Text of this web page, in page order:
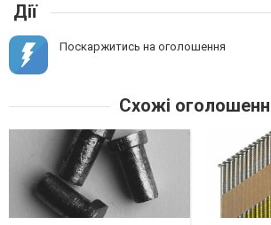
Дії
Поскаржитись на оголошення
Схожі